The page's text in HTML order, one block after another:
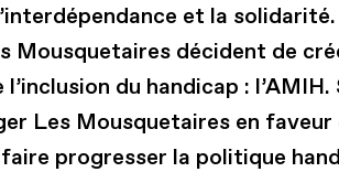
et la solidarité.
Mousquetaires décident de
du handicap : l’AMIH.
Les Mousquetaires en faveur
progresser la politique